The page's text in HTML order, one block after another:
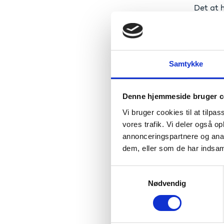
Samtykke
Denne hjemmeside bruger
Vi bruger cookies til at
vores trafik. Vi deler også
annonceringspartnere og
dem, eller som de har
Nødvendig
Det at
Flere
nogle
Og
Det er
landets
Og
Vi skal
Det
kan